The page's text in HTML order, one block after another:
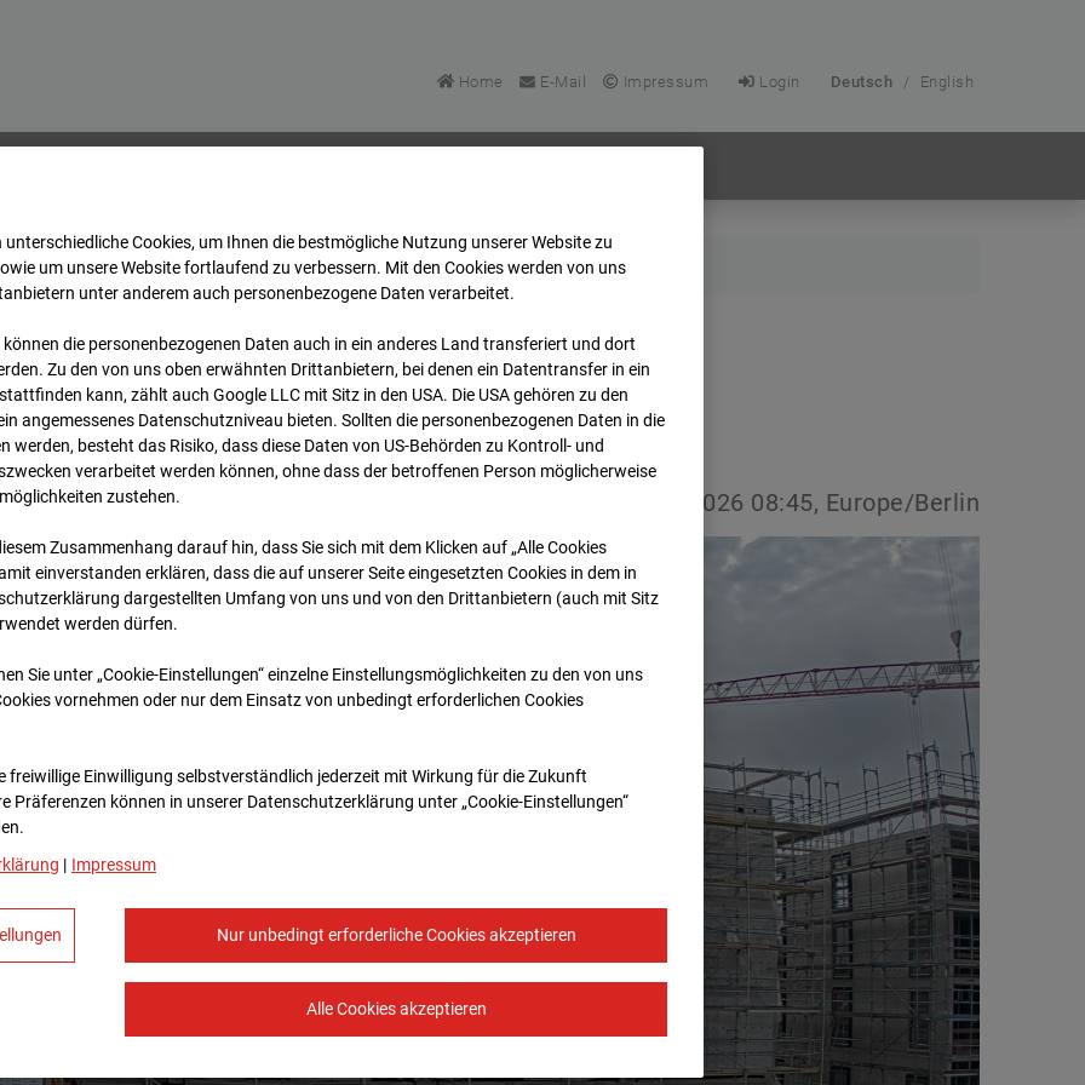
Home E-Mail Impressum Login Deutsch / English
Reutlingen Archiv 2026 07 08 08:45
Reutlingen
08.07.2026 08:45, Europe/Berlin
unterschiedliche Cookies, um Ihnen die best­mögliche Nutzung unserer Website zu
um unsere Website fortlaufend zu verbessern. Mit den Cookies werden von uns
unter anderem auch personenbezogene Daten verarbeitet.
können die personenbezogenen Daten auch in ein anderes Land transferiert und dort
Zu den von uns oben erwähnten Drittanbietern, bei denen ein Datentransfer in ein
kann, zählt auch Google LLC mit Sitz in den USA. Die USA gehören zu den
angemessenes Datenschutzniveau bieten. Sollten die personenbezogenen Daten in die
werden, besteht das Risiko, dass diese Daten von US-Behörden zu Kontroll- und
verarbeitet werden können, ohne dass der betroffenen Person möglicherweise
zustehen.
Zusammenhang darauf hin, dass Sie sich mit dem Klicken auf „Alle Cookies
ein­ver­standen erklären, dass die auf unserer Seite eingesetzten Cookies in dem in
dargestellten Umfang von uns und von den Drittanbietern (auch mit Sitz
werden dürfen.
Sie unter „Cookie-Einstellungen“ einzelne Einstellungsmöglichkeiten zu den von uns
vornehmen oder nur dem Einsatz von unbedingt erforderlichen Cookies
freiwillige Einwilligung selbstverständlich jederzeit mit Wirkung für die Zukunft
Prä­fe­renzen können in unserer Datenschutzerklärung unter „Cookie-Einstellungen“
| Impressum
Nur unbedingt erforderliche Cookies akzeptieren
Alle Cookies akzeptieren